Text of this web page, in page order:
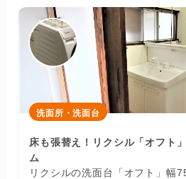
洗面所・洗面台
床も張替え！リクシル「オフト
ム
リクシルの洗面台「オフト」幅